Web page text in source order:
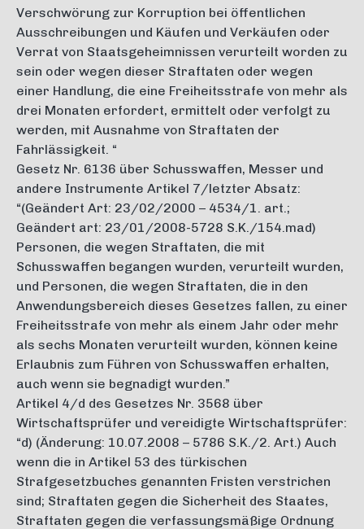
Verschwörung zur Korruption bei öffentlichen
Ausschreibungen und Käufen und Verkäufen oder
Verrat von Staatsgeheimnissen verurteilt worden zu
sein oder wegen dieser Straftaten oder wegen
einer Handlung, die eine Freiheitsstrafe von mehr als
drei Monaten erfordert, ermittelt oder verfolgt zu
werden, mit Ausnahme von Straftaten der
Fahrlässigkeit. “
Gesetz Nr. 6136 über Schusswaffen, Messer und
andere Instrumente Artikel 7/letzter Absatz:
“(Geändert Art: 23/02/2000 – 4534/1. art.;
Geändert art: 23/01/2008-5728 S.K./154.mad)
Personen, die wegen Straftaten, die mit
Schusswaffen begangen wurden, verurteilt wurden,
und Personen, die wegen Straftaten, die in den
Anwendungsbereich dieses Gesetzes fallen, zu einer
Freiheitsstrafe von mehr als einem Jahr oder mehr
als sechs Monaten verurteilt wurden, können keine
Erlaubnis zum Führen von Schusswaffen erhalten,
auch wenn sie begnadigt wurden.”
Artikel 4/d des Gesetzes Nr. 3568 über
Wirtschaftsprüfer und vereidigte Wirtschaftsprüfer:
“d) (Änderung: 10.07.2008 – 5786 S.K./2. Art.) Auch
wenn die in Artikel 53 des türkischen
Strafgesetzbuches genannten Fristen verstrichen
sind; Straftaten gegen die Sicherheit des Staates,
Straftaten gegen die verfassungsmäßige Ordnung